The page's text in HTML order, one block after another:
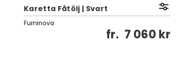
Karetta Fåtölj | Svart
Furninova
fr. 7 060 kr